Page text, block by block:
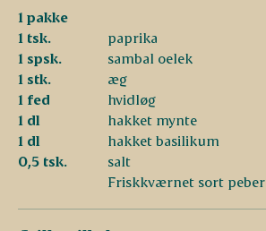
1 pakke
1 tsk.
paprika
1 spsk.
sambal oelek
1 stk.
æg
1 fed
hvidløg
1 dl
hakket mynte
1 dl
hakket basilikum
0,5 tsk.
salt
Friskkværnet sort peber